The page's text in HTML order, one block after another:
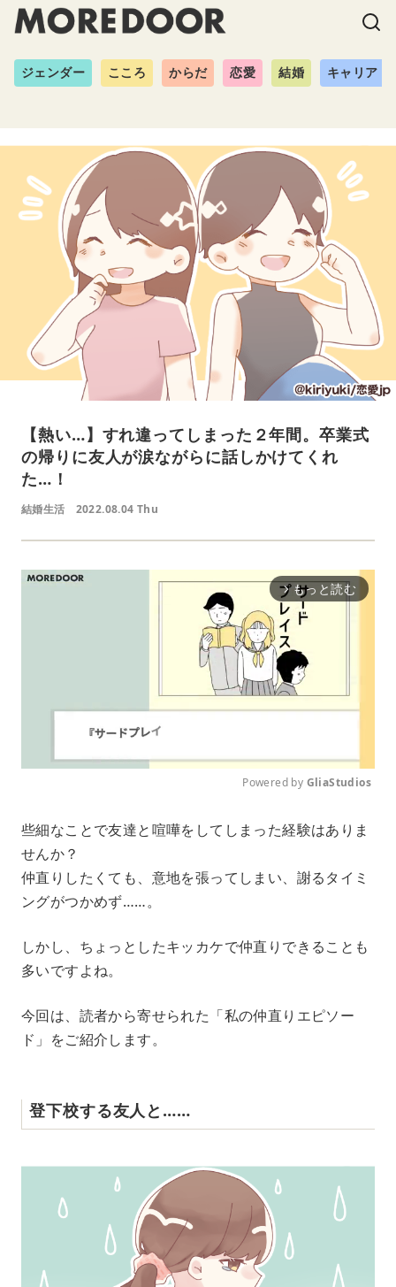
ジェンダー こころ からだ 恋愛 結婚 キャリア
【熱い…】すれ違ってしまった２年間。卒業式
の帰りに友人が涙ながらに話しかけてくれ
た…！
結婚生活 2022.08.04 Thu
arrow_forward_ios もっと読む
u
e
Powered by GliaStudios
些細なことで友達と喧嘩をしてしまった経験はありま
せんか？
仲直りしたくても、意地を張ってしまい、謝るタイミ
ングがつかめず……。
しかし、ちょっとしたキッカケで仲直りできることも
多いですよね。
今回は、読者から寄せられた「私の仲直りエピソー
ド」をご紹介します。
登下校する友人と……